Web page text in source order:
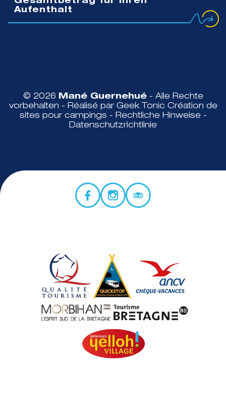
Aufenthalt
© 2026 Mané Guernehué- Alle Rechte
vorbehalten - Réalisé par Geek Tonic Création de
sites pour campings - Rechtliche Hinweise -
Datenschutzrichtlinie